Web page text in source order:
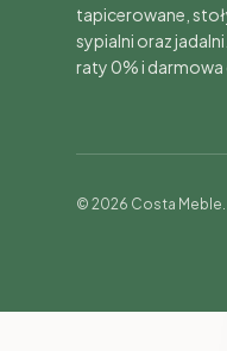
tapicerowane,
sypialni oraz
raty 0% i darmowa
© 2026 Costa